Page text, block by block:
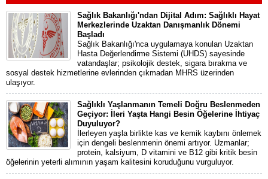
Sağlık Bakanlığı'ndan Dijital Adım: Sağlıklı Hayat
Merkezlerinde Uzaktan Danışmanlık Dönemi
Başladı
Sağlık Bakanlığı'nca uygulamaya konulan Uzaktan
Hasta Değerlendirme Sistemi (UHDS) sayesinde
vatandaşlar; psikolojik destek, sigara bırakma ve
sosyal destek hizmetlerine evlerinden çıkmadan MHRS üzerinden
ulaşıyor.
Sağlıklı Yaşlanmanın Temeli Doğru Beslenmeden
Geçiyor: İleri Yaşta Hangi Besin Öğelerine İhtiyaç
Duyuluyor?
İlerleyen yaşla birlikte kas ve kemik kaybını önlemek
için dengeli beslenmenin önemi artıyor. Uzmanlar;
protein, kalsiyum, D vitamini ve B12 gibi kritik besin
öğelerinin yeterli alımının yaşam kalitesini koruduğunu vurguluyor.